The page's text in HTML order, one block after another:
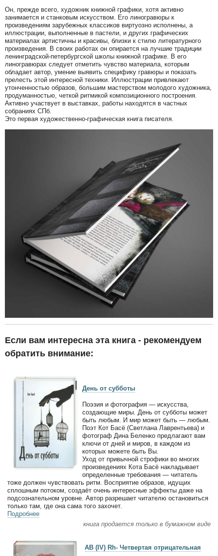
Он, прежде всего, художник книжной графики, хотя активно
занимается и станковым искусством. Его линогравюры к
произведениям зарубежных классиков виртуозно исполнены, а
иллюстрации, выполненные в пастели, и других графических
материалах артистичны и красивы, близки к стилю литературного
произведения. В своих работах он опирается на лучшие традиции
ленинградской-петербургской школы книжной графике. В его
линогравюрах следует отметить чувство материала, которым
обладает автор, умение выявить специфику гравюры и показать
прелесть этой интересной техники. Иллюстрации привлекают
утонченностью образов, большим мастерством молодого художника,
продуманностью, четкой ритмикой композиционного построения.
Активно участвует в выставках, работы находятся в частных
собраниях СПб.
Это первая художественно-графическая книга писателя.
Если вам интересна эта книга - рекомендуем
обратить внимание:
День от субботы
Поэзия и фотография — искусства,
создающие миры. День от субботы может
быть любым. И мир может быть — любым.
Поэт Кот Басё (Светлана Лаврентьева) и
фотограф Дина Беленко предлагают вам
ключи от дней и миров, в каждом из
которых можете быть Вы.
Уход от привычной строфики во многих
произведениях Кота Басё накладывает
определенные требования — читатель
тоже должен чувствовать ритм. Восприятие образов, идущих
сплошным потоком, создаёт очень интересные эффекты даже на
подсознательном уровне. Автор разрешает читателю остановиться
только там, где она сама того захочет.
Подробнее
книга продается только в бумажном виде
AB (IV) Rh- Четвертая отрицательная